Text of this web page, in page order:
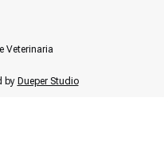
Veterinaria
by Dueper Studio